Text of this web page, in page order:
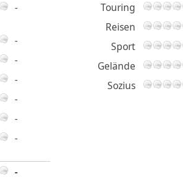
-
-
-
-
-
-
-
-
Touring
Reisen
Sport
Gelände
Sozius